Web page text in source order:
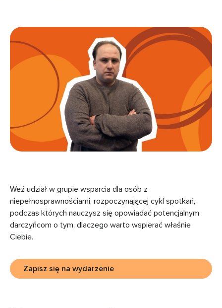
Weź udział w grupie wsparcia dla osób z
niepełnosprawnościami, rozpoczynającej cykl spotkań,
podczas których nauczysz się opowiadać potencjalnym
darczyńcom o tym, dlaczego warto wspierać właśnie
Ciebie.
Zapisz się na wydarzenie